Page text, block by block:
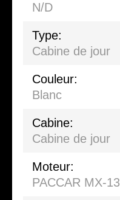
N/D
Type:
Cabine de jour
Couleur:
Blanc
Cabine:
Cabine de jour
Moteur:
PACCAR MX-13